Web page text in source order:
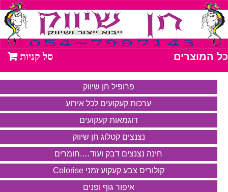
כל המוצרים
פרופיל חן שיווק
ערכות קעקועים לכל אירוע
דוגמאות קעקועים
נצנצים קטלוג חן שיווק
חינה נצנצים דבק ועוד….חומרים
קולוריס צבע קעקוע זמני Colorise
איפור גוף ופנים